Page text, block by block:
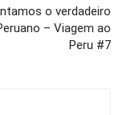
o verdadeiro
– Viagem ao
Peru #7